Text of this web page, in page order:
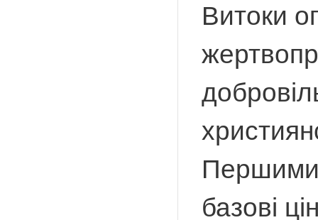
Витоки
Першими
базові